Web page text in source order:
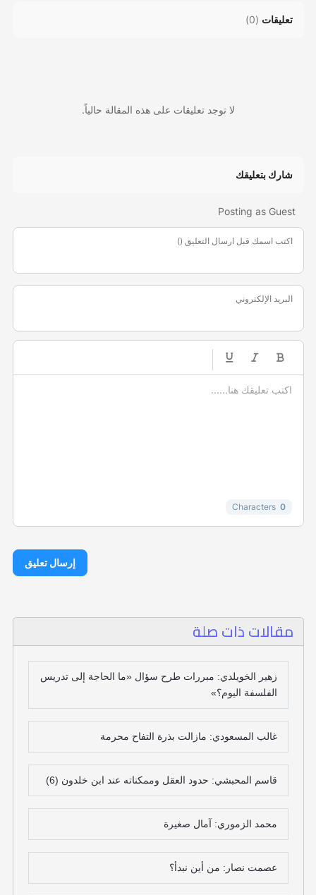
تعليقات (
0
)
لا توجد تعليقات على هذه المقالة حالياً.
شارك بتعليقك
Posting as Guest
اكتب اسمك قبل ارسال التعليق ()
البريد الإلكتروني
-
-
0
Characters
إرسال تعليق
مقالات ذات صلة
زهير الخويلدي: مبررات طرح سؤال «ما الحاجة إلى تدريس
الفلسفة اليوم؟»
غالب المسعودي: مازالت بذرة التفاح محرمة
قاسم المحبشي: حدود العقل وممكناته عند ابن خلدون (6)
محمد الزموري: آمال صغيرة
عصمت نصار: من أين نبدأ؟